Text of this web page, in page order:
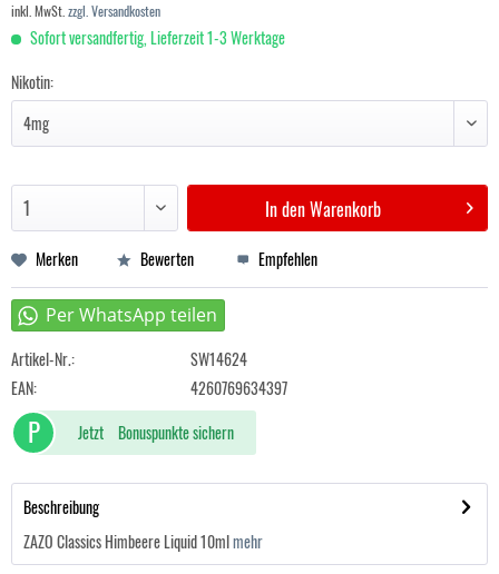
inkl. MwSt. zzgl. Versandkosten
Sofort versandfertig, Lieferzeit 1-3 Werktage
Nikotin:
In denWarenkorb
Merken Bewerten Empfehlen
Artikel-Nr.:
SW14624
EAN:
4260769634397
P Jetzt Bonuspunkte sichern
Beschreibung
ZAZO Classics Himbeere Liquid 10mlmehr